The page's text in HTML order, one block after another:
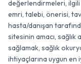
değerlendirmeleri,
emri, talebi, önerisi,
hasta/danışan
sitesinin amacı,
sağlamak, sağlık
ihtiyaçlarına uygun en